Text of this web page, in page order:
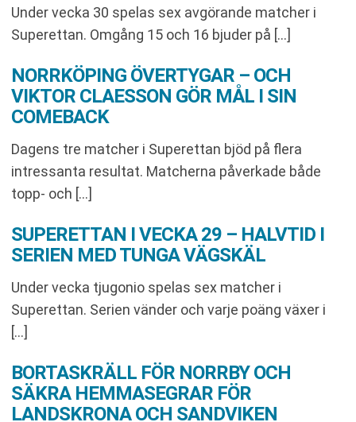
Under vecka 30 spelas sex avgörande matcher i
Superettan. Omgång 15 och 16 bjuder på […]
NORRKÖPING ÖVERTYGAR – OCH
VIKTOR CLAESSON GÖR MÅL I SIN
COMEBACK
Dagens tre matcher i Superettan bjöd på flera
intressanta resultat. Matcherna påverkade både
topp- och […]
SUPERETTAN I VECKA 29 – HALVTID I
SERIEN MED TUNGA VÄGSKÄL
Under vecka tjugonio spelas sex matcher i
Superettan. Serien vänder och varje poäng växer i
[…]
BORTASKRÄLL FÖR NORRBY OCH
SÄKRA HEMMASEGRAR FÖR
LANDSKRONA OCH SANDVIKEN